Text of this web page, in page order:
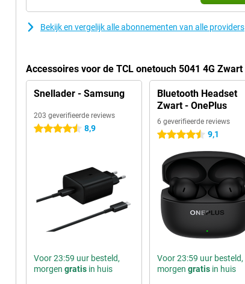
Bekijk en vergelijk alle abonnementen van alle providers
Accessoires voor de TCL onetouch 5041 4G Zwart
Snellader - Samsung
203 geverifieerde reviews
4.5 sterren 8,9
Voor 23:59 uur besteld,
morgen gratis in huis
Bluetooth Headset
Zwart - OnePlus
6 geverifieerde reviews
4.5 sterren 9,1
Voor 23:59 uur besteld,
morgen gratisin huis